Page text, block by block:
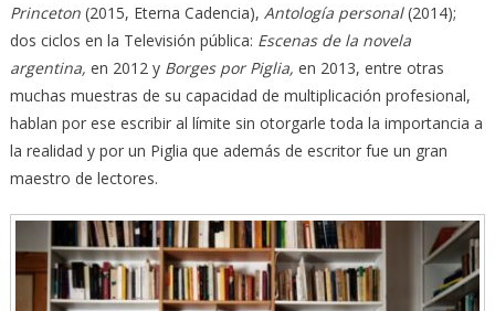
Princeton(2015, Eterna Cadencia), Antología personal(2014);
dos ciclos en la Televisión pública: Escenas de la novela
argentina, en 2012 y Borges por Piglia, en 2013, entre otras
muchas muestras de su capacidad de multiplicación profesional,
hablan por ese escribir al límite sin otorgarle toda la importancia a
la realidad y por un Piglia que además de escritor fue un gran
maestro de lectores.